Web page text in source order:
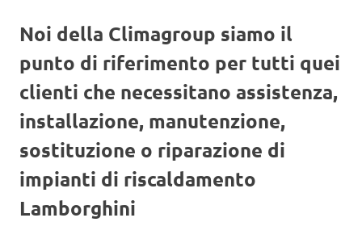
Noi della Climagroup siamo il
punto di riferimento per tutti quei
clienti che necessitano assistenza,
installazione, manutenzione,
sostituzione o riparazione di
impianti di riscaldamento
Lamborghini